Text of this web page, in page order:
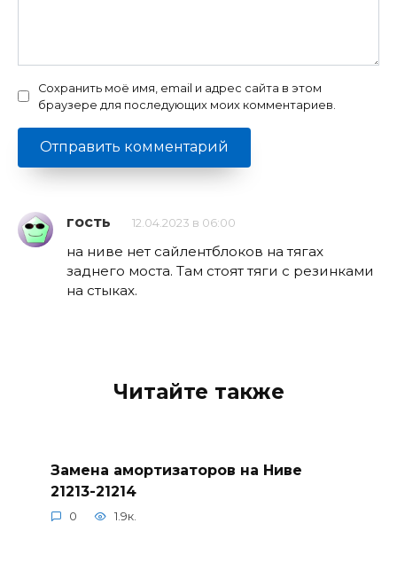
Сохранить моё имя, email и адрес сайта в этом
браузере для последующих моих комментариев.
гость 12.04.2023 в 06:00
на ниве нет сайлентблоков на тягах
заднего моста. Там стоят тяги с резинками
на стыках.
Читайте также
Замена амортизаторов на Ниве
21213-21214
0 1.9к.